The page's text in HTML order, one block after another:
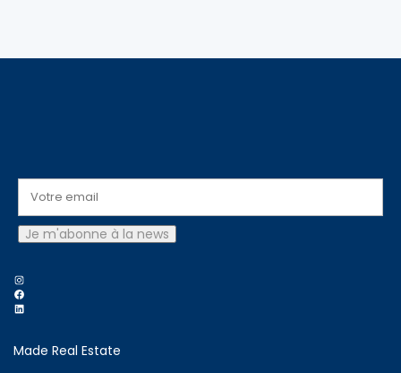
Instagram
Facebook
LinkedIn
Made Real Estate